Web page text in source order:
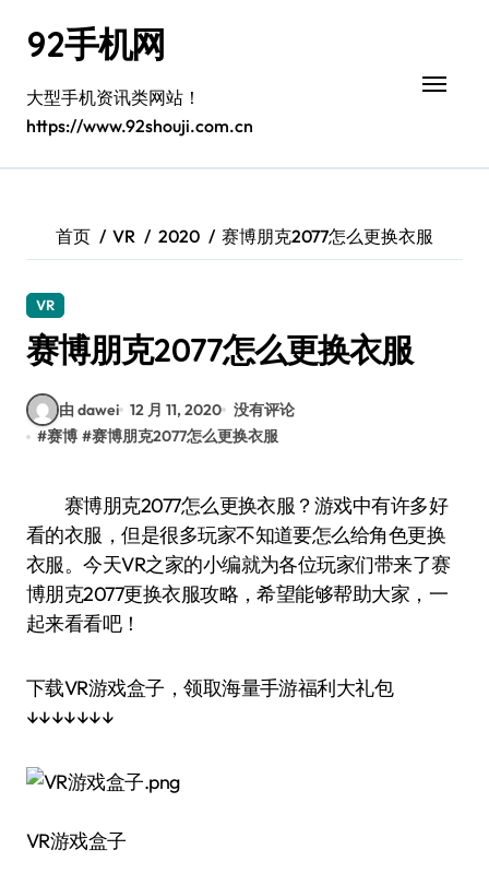
92手机网
大型手机资讯类网站！
https://www.92shouji.com.cn
首页 VR 2020 赛博朋克2077怎么更换衣服
VR
赛博朋克2077怎么更换衣服
由 dawei 12 月 11, 2020 没有评论
#赛博 #赛博朋克2077怎么更换衣服
赛博朋克2077怎么更换衣服？游戏中有许多好
看的衣服，但是很多玩家不知道要怎么给角色更换
衣服。今天VR之家的小编就为各位玩家们带来了赛
博朋克2077更换衣服攻略，希望能够帮助大家，一
起来看看吧！
下载VR游戏盒子，领取海量手游福利大礼包
↓↓↓↓↓↓↓
VR游戏盒子